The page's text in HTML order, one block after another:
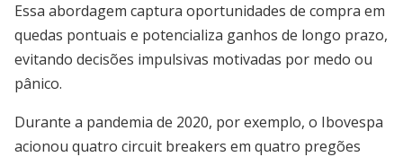
Essa abordagem captura oportunidades de compra em
quedas pontuais e potencializa ganhos de longo prazo,
evitando decisões impulsivas motivadas por medo ou
pânico.
Durante a pandemia de 2020, por exemplo, o Ibovespa
acionou quatro circuit breakers em quatro pregões